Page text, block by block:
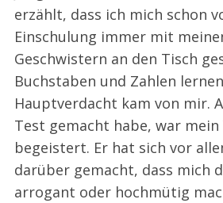
erzählt, dass ich mich schon
Einschulung immer mit
Geschwistern an den Tisch
Buchstaben und Zahlen
Hauptverdacht kam von mir.
Test gemacht habe, war
begeistert. Er hat sich vor
darüber gemacht, dass mich
arrogant oder hochmütig